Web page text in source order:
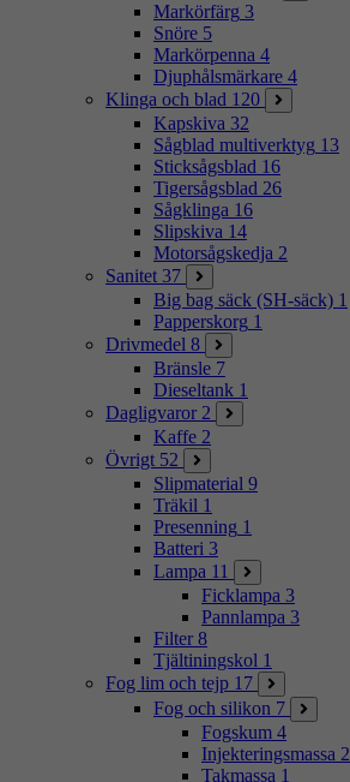
Markörfärg 3
Snöre 5
Markörpenna 4
Djuphålsmärkare 4
Klinga och blad 120
Kapskiva 32
Sågblad multiverktyg 13
Sticksågsblad 16
Tigersågsblad 26
Sågklinga 16
Slipskiva 14
Motorsågskedja 2
Sanitet 37
Big bag säck (SH-säck) 1
Papperskorg 1
Drivmedel 8
Bränsle 7
Dieseltank 1
Dagligvaror 2
Kaffe 2
Övrigt 52
Slipmaterial 9
Träkil 1
Presenning 1
Batteri 3
Lampa 11
Ficklampa 3
Pannlampa 3
Filter 8
Tjältiningskol 1
Fog lim och tejp 17
Fog och silikon 7
Fogskum 4
Injekteringsmassa 2
Takmassa 1